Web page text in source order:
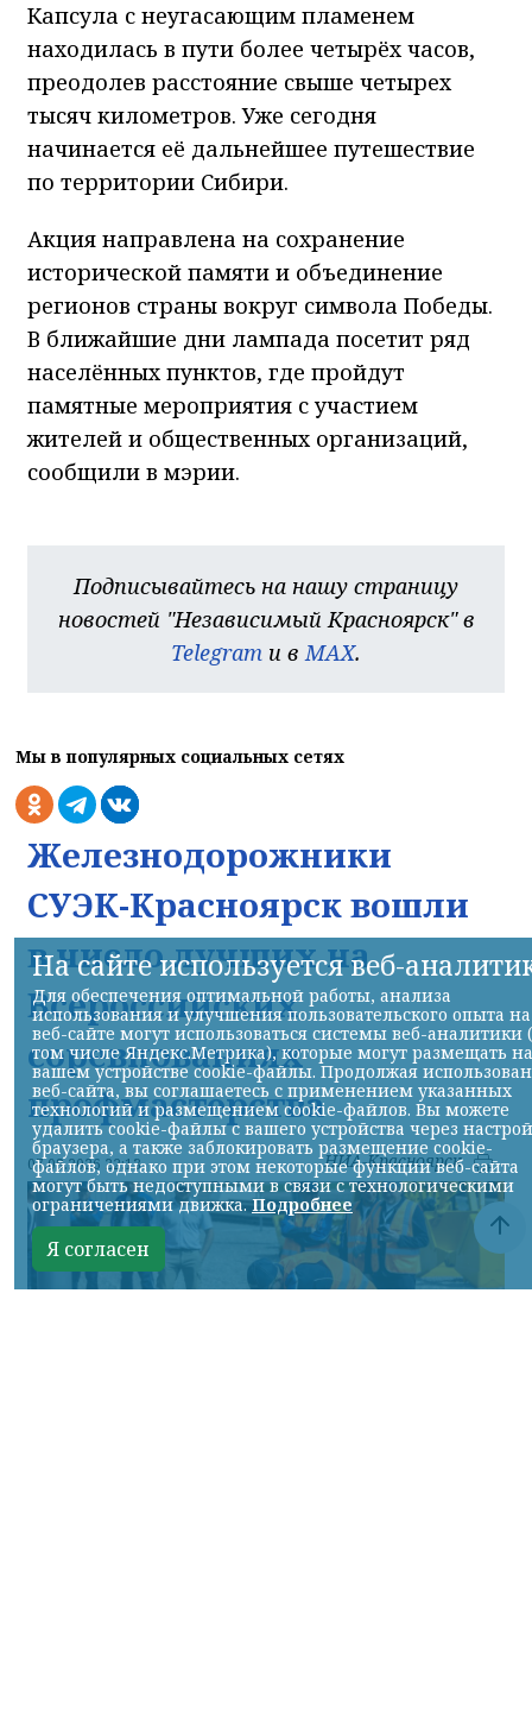
Капсула с неугасающим пламенем
находилась в пути более четырёх часов,
преодолев расстояние свыше четырех
тысяч километров. Уже сегодня
начинается её дальнейшее путешествие
по территории Сибири.
Акция направлена на сохранение
исторической памяти и объединение
регионов страны вокруг символа Победы.
В ближайшие дни лампада посетит ряд
населённых пунктов, где пройдут
памятные мероприятия с участием
жителей и общественных организаций,
сообщили в мэрии.
Подписывайтесь на нашу страницу
новостей "Независимый Красноярск" в
Telegram и вMAX.
Мы в популярных социальных сетях
Железнодорожники
СУЭК-Красноярск вошли
в число лучших на
Всероссийских
соревнованиях
профмастерства
07.08.2026 22:13 НИА-Красноярск
На сайте используется веб-
Для обеспечения оптимальной работы, анализа
использования и улучшения пользовательского опыта на
веб-сайте могут использоваться системы веб-аналитики
том числе Яндекс.Метрика), которые могут размещать на
вашем устройстве cookie-файлы. Продолжая
веб-сайта, вы соглашаетесь с применением указанных
технологий и размещением cookie-файлов. Вы можете
удалить cookie-файлы с вашего устройства через
браузера, а также заблокировать размещение cookie-
файлов, однако при этом некоторые функции веб-сайта
могут быть недоступными в связи с технологическими
ограничениями движка.Подробнее
Я согласен